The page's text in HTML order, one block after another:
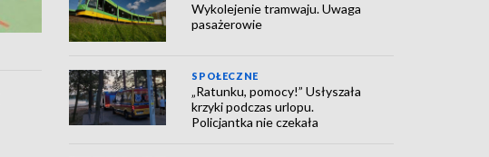
Wykolejenie tramwaju. Uwaga
pasażerowie
SPOŁECZNE
„Ratunku, pomocy!” Usłyszała
krzyki podczas urlopu.
Policjantka nie czekała